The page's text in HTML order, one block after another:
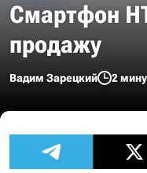
Смартфон
продажу
Вадим Зарецкий 2